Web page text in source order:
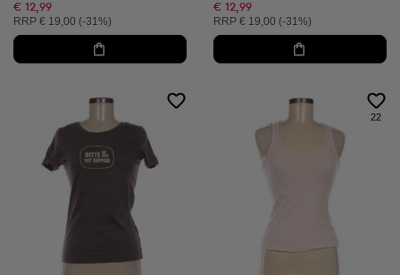
€ 12,99
Unverbindliche Preisempfehlung:
RRP € 19,00 (-31%)
€ 12,99
Unverbindliche Preisempfehlung:
RRP € 19,00 (-31%)
22